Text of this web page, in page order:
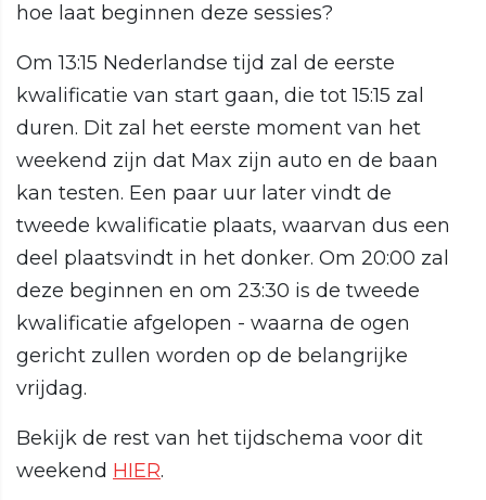
hoe laat beginnen deze sessies?
Om 13:15 Nederlandse tijd zal de eerste
kwalificatie van start gaan, die tot 15:15 zal
duren. Dit zal het eerste moment van het
weekend zijn dat Max zijn auto en de baan
kan testen. Een paar uur later vindt de
tweede kwalificatie plaats, waarvan dus een
deel plaatsvindt in het donker. Om 20:00 zal
deze beginnen en om 23:30 is de tweede
kwalificatie afgelopen - waarna de ogen
gericht zullen worden op de belangrijke
vrijdag.
Bekijk de rest van het tijdschema voor dit
weekend HIER.